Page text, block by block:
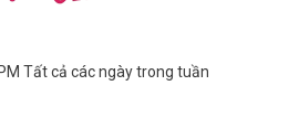
Tất cả các ngày trong tuần